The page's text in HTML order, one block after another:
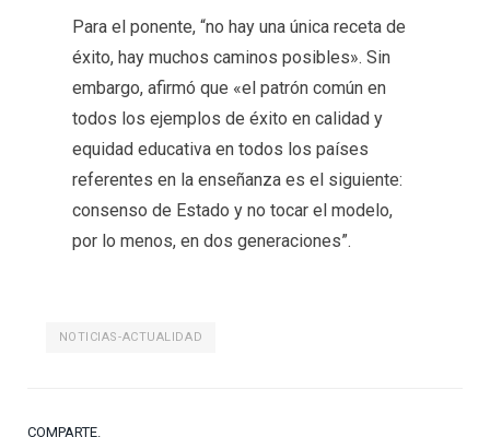
Para el ponente, “no hay una única receta de
éxito, hay muchos caminos posibles». Sin
embargo, afirmó que «el patrón común en
todos los ejemplos de éxito en calidad y
equidad educativa en todos los países
referentes en la enseñanza es el siguiente:
consenso de Estado y no tocar el modelo,
por lo menos, en dos generaciones”.
NOTICIAS-ACTUALIDAD
COMPARTE.